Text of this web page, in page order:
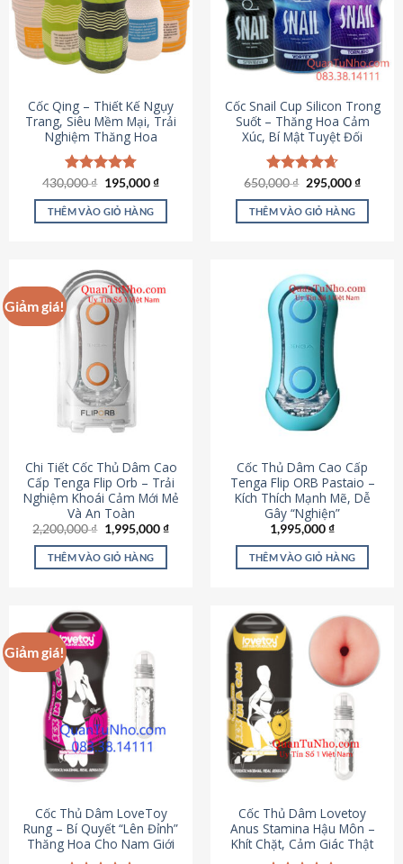
Cốc Qing – Thiết Kế Ngụy
Trang, Siêu Mềm Mại, Trải
Nghiệm Thăng Hoa
Được xếp
hạng4.78
5 sao
430,000₫ Giá
là:
430,000 ₫.
195,000₫Giá
tại
THÊM VÀO GIỎ HÀNG
Cốc Snail Cup Silicon Trong
Suốt – Thăng Hoa Cảm
Xúc, Bí Mật Tuyệt Đối
Được xếp
hạng4.69
5 sao
650,000₫ Giá
là:
650,000 ₫.
295,000₫Giá
tại
THÊM VÀO GIỎ HÀNG
Giảm giá!
Chi Tiết Cốc Thủ Dâm Cao
Cấp Tenga Flip Orb – Trải
Nghiệm Khoái Cảm Mới Mẻ
Và An Toàn
2,200,000₫ Giá
gốc
là:
2,200,000 ₫.
1,995,000₫Giá
THÊM VÀO GIỎ HÀNG
Cốc Thủ Dâm Cao Cấp
Tenga Flip ORB Pastaio –
Kích Thích Mạnh Mẽ, Dễ
Gây “Nghiện”
1,995,000₫
THÊM VÀO GIỎ HÀNG
Giảm giá!
Cốc Thủ Dâm LoveToy
Rung – Bí Quyết “Lên Đỉnh”
Thăng Hoa Cho Nam Giới
Cốc Thủ Dâm Lovetoy
Anus Stamina Hậu Môn –
Khít Chặt, Cảm Giác Thật